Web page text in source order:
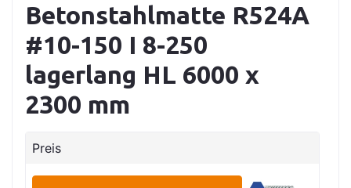
Betonstahlmatte R524A
#10-150 I 8-250
lagerlang HL 6000 x
2300 mm
Preis